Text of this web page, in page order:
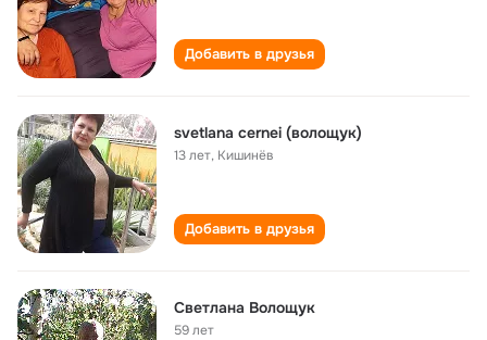
Добавить в друзья
svetlana cernei (волощук)
13 лет, Кишинёв
Добавить в друзья
Светлана Волощук
59 лет